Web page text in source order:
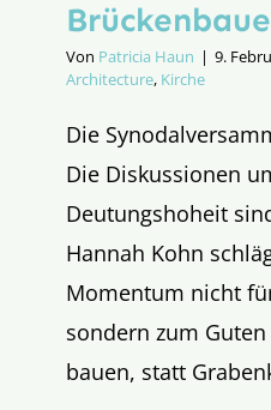
Von Patricia Haun | 9.
Architecture, Kirche
Die
Die Diskussionen
Deutungshoheit
Hannah Kohn
Momentum nicht
sondern zum
bauen, statt